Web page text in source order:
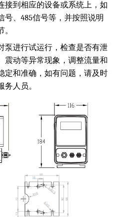
接到相应的设备或系统上，如
号、485信号等，并按照说明
泵进行试运行，检查是否有泄
震动等异常现象，调整流量和
定和准确，如有问题，请及时
人员。